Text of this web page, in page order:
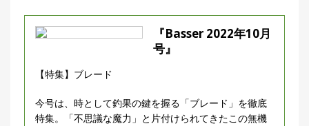
『Basser 2022年10月
号』
【特集】ブレード
今号は、時として釣果の鍵を握る「ブレード」を徹底
特集。「不思議な魔力」と片付けられてきたこの無機